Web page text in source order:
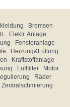
Bremsen
Elektr. Anlage
Fensteranlage
Heizung&Lüftung
Kraftstoffanlage
Luftfilter
Motor
Räder
Zentralschmierung